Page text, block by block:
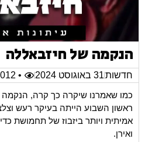
הנקמה של חיזבאללה
חדשות31 באוגוסט 2024
• 5,012
כמו שאמרנו שיקרה כך קרה, הנקמה
ראשון השבוע הייתה בעיקר רעש
אמיתית ויותר ביזבוז של תחמושת
ואירן.